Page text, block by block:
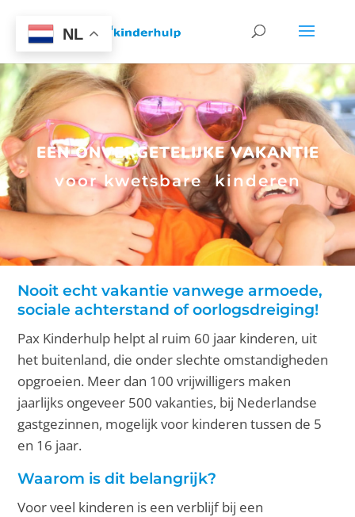
EEN ONVERGETELIJKE VAKANTIE
voor kwetsbare kinderen
Nooit echt vakantie vanwege armoede,
sociale achterstand of oorlogsdreiging!
Pax Kinderhulp helpt al ruim 60 jaar kinderen, uit
het buitenland, die onder slechte omstandigheden
opgroeien. Meer dan 100 vrijwilligers maken
jaarlijks ongeveer 500 vakanties, bij Nederlandse
gastgezinnen, mogelijk voor kinderen tussen de 5
en 16 jaar.
Waarom is dit belangrijk?
Voor veel kinderen is een verblijf bij een
NL